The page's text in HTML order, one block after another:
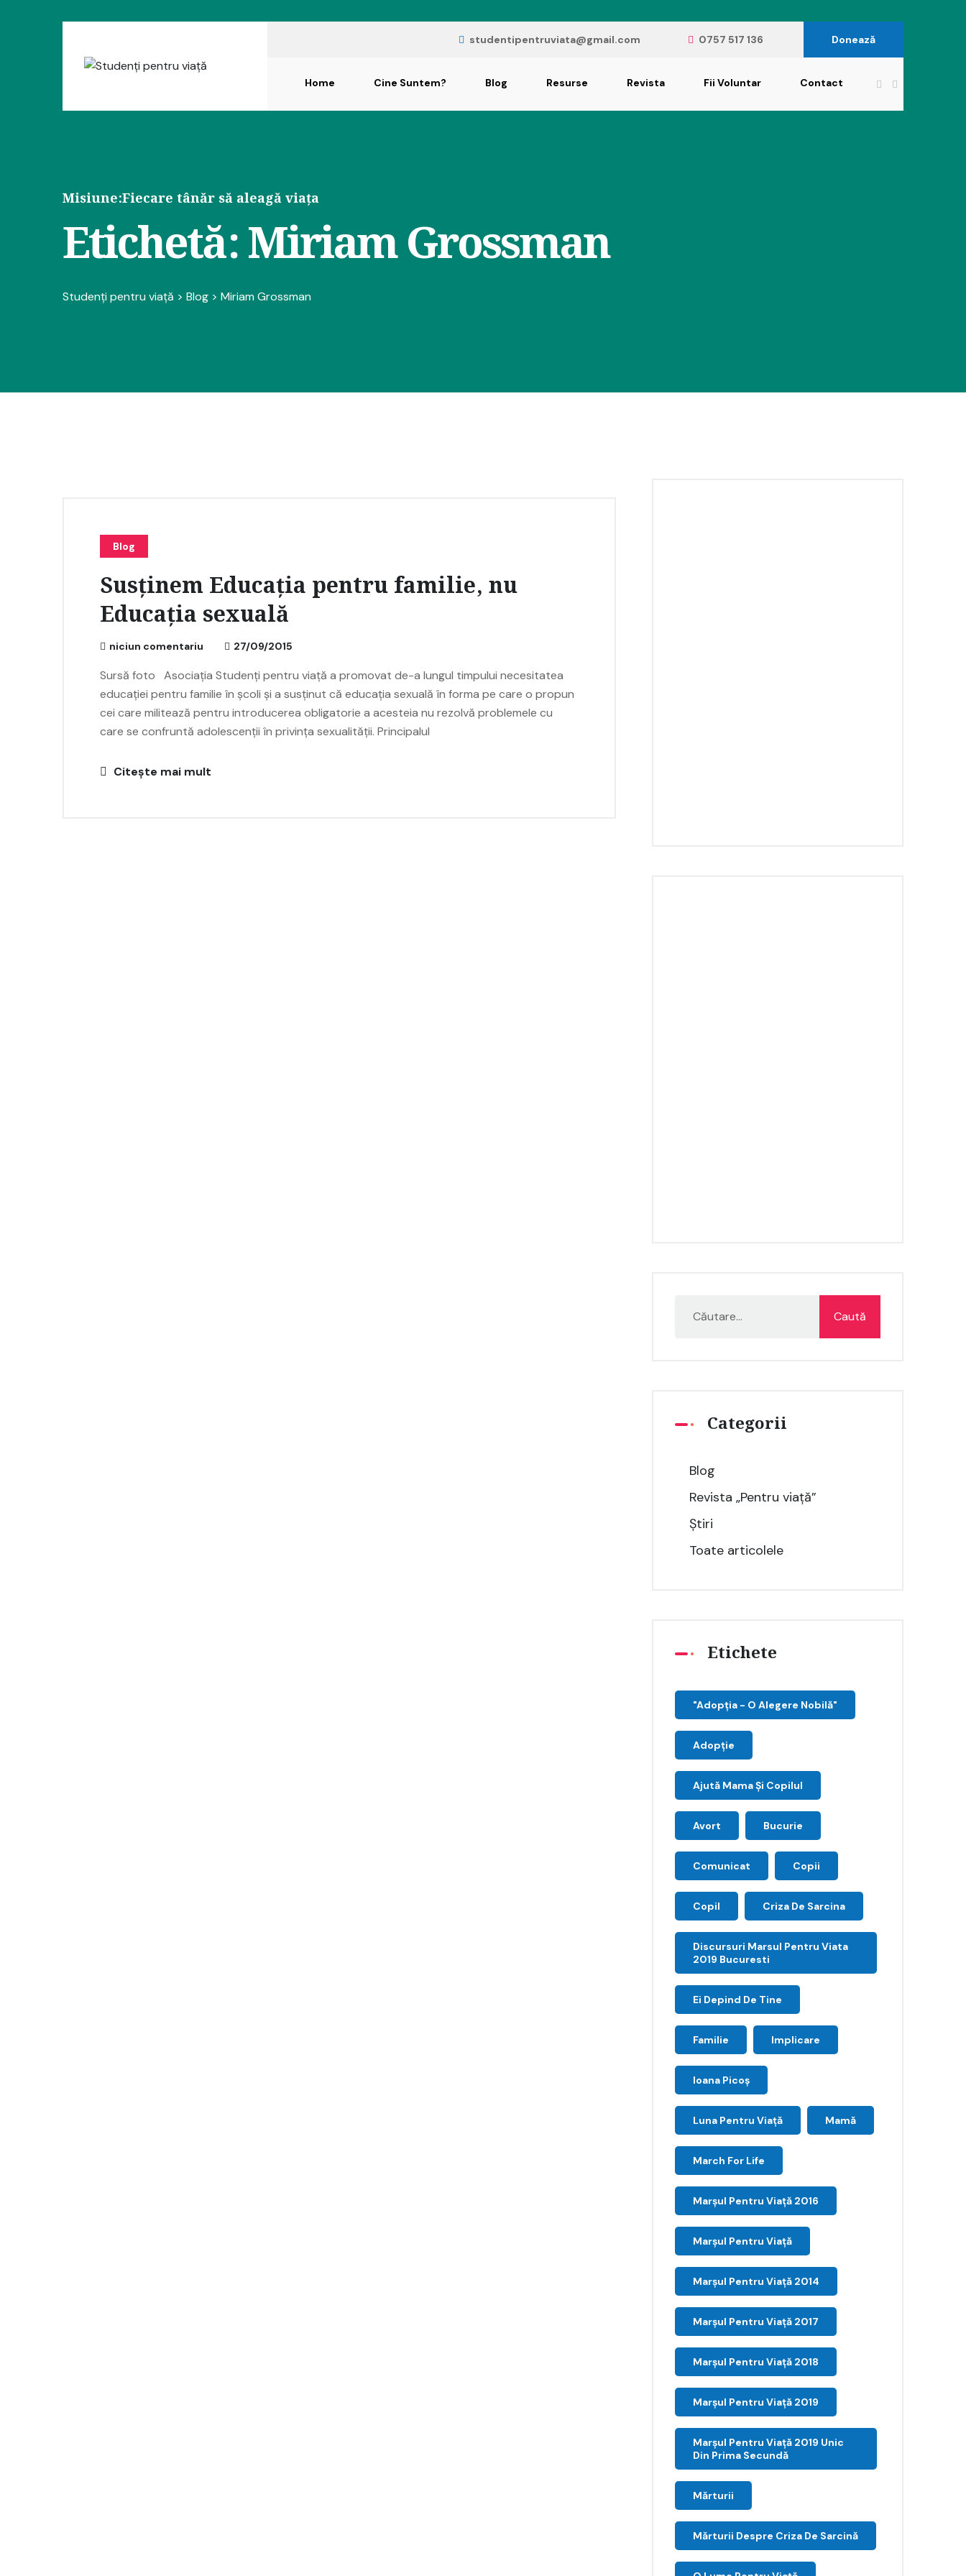
studentipentruviata@gmail.com 0757 517 136 Donează
Home Cine Suntem? Blog Resurse Revista Fii Voluntar Contact
Misiune:Fiecare tânăr să aleagă viața
Etichetă:Miriam Grossman
Studenți pentru viață > Blog > Miriam Grossman
Blog
Susținem Educația pentru familie, nu
Educația sexuală
niciun comentariu 27/09/2015
Sursă foto Asociația Studenți pentru viață a promovat de-a lungul timpului necesitatea
educației pentru familie în școli și a susținut că educația sexuală în forma pe care o propun
cei care militează pentru introducerea obligatorie a acesteia nu rezolvă problemele cu
care se confruntă adolescenții în privința sexualității. Principalul
Citește mai mult
Categorii
Blog
Revista „Pentru viață”
Știri
Toate articolele
Etichete
"Adopţia - O Alegere Nobilă"
Adopție
Ajută Mama Și Copilul
Avort Bucurie
Comunicat Copii
Copil Criza De Sarcina
Discursuri Marsul Pentru Viata
2019 Bucuresti
Ei Depind De Tine
Familie Implicare
Ioana Picoş
Luna Pentru Viață Mamă
March For Life
Marşul Pentru Viaţă 2016
Marșul Pentru Viață
Marșul Pentru Viață 2014
Marșul Pentru Viață 2017
Marșul Pentru Viață 2018
Marșul Pentru Viață 2019
Marșul Pentru Viață 2019 Unic
Din Prima Secundă
Mărturii
Mărturii Despre Criza De Sarcină